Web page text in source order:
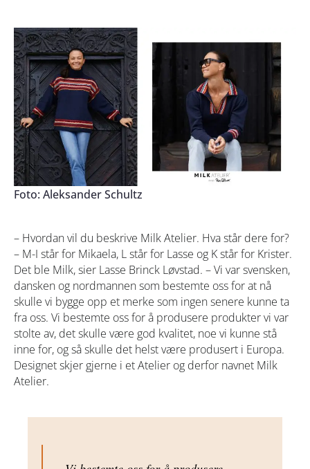
Foto: Aleksander Schultz
– Hvordan vil du beskrive Milk Atelier. Hva står dere for?
– M-I står for Mikaela, L står for Lasse og K står for Krister.
Det ble Milk, sier Lasse Brinck Løvstad. – Vi var svensken,
dansken og nordmannen som bestemte oss for at nå
skulle vi bygge opp et merke som ingen senere kunne ta
fra oss. Vi bestemte oss for å produsere produkter vi var
stolte av, det skulle være god kvalitet, noe vi kunne stå
inne for, og så skulle det helst være produsert i Europa.
Designet skjer gjerne i et Atelier og derfor navnet Milk
Atelier.